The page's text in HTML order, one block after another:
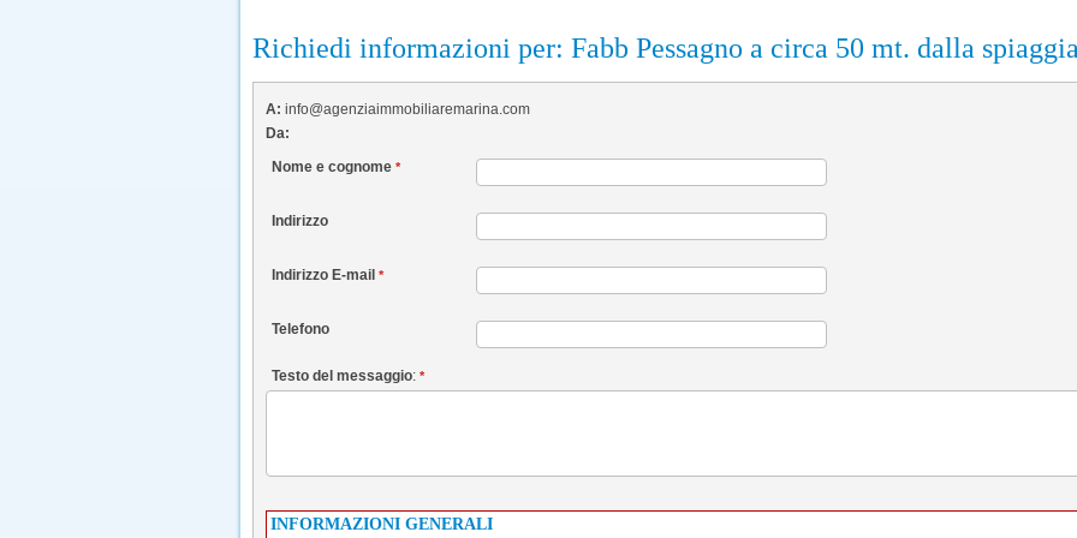
Richiedi informazioni per: Fabb Pessagno a circa 50 mt. dalla
A: info@agenziaimmobiliaremarina.com
Da:
Nome e cognome*
Indirizzo
Indirizzo E-mail *
Telefono
Testo del messaggio: *